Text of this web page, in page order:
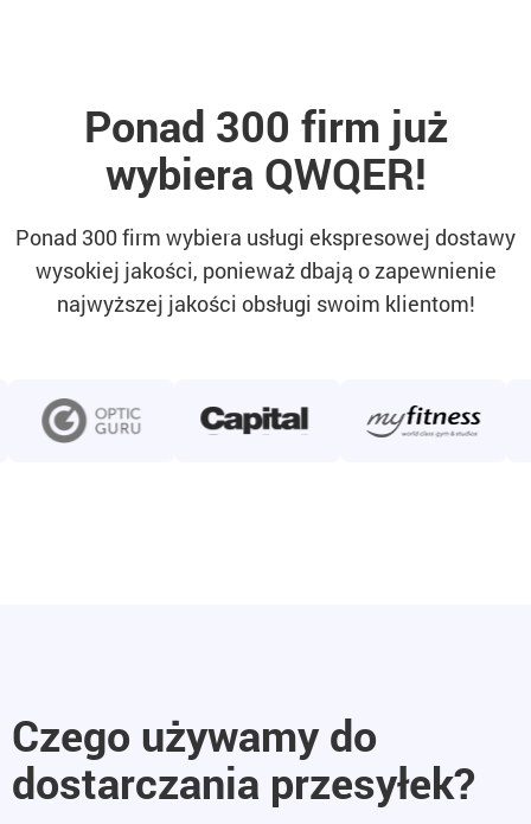
Ponad 300 firm już
wybiera QWQER!
Ponad 300 firm wybiera usługi ekspresowej dostawy
wysokiej jakości, ponieważ dbają o zapewnienie
najwyższej jakości obsługi swoim klientom!
Czego używamy do
dostarczania przesyłek?